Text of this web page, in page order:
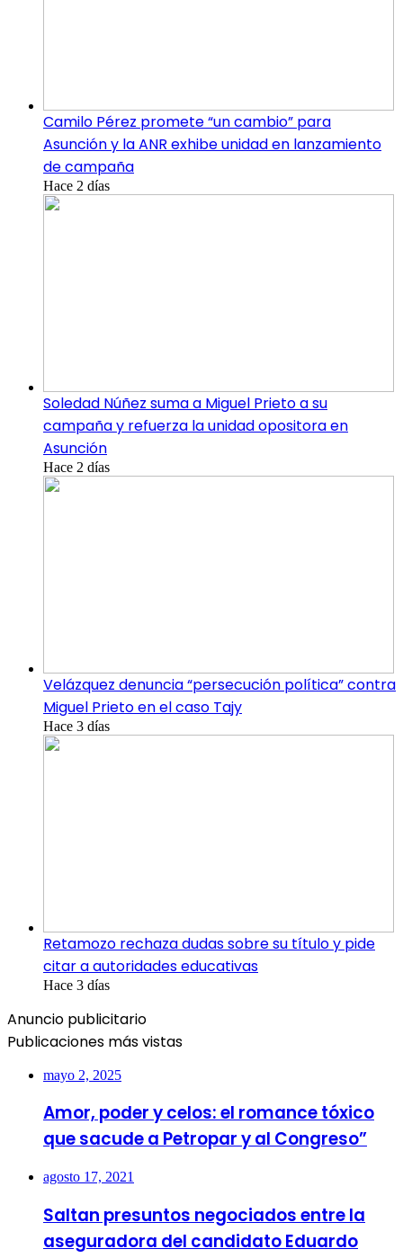
Camilo Pérez promete “un cambio” para
Asunción y la ANR exhibe unidad en lanzamiento
de campaña
Hace 2 días
Soledad Núñez suma a Miguel Prieto a su
campaña y refuerza la unidad opositora en
Asunción
Hace 2 días
Velázquez denuncia “persecución política” contra
Miguel Prieto en el caso Tajy
Hace 3 días
Retamozo rechaza dudas sobre su título y pide
citar a autoridades educativas
Hace 3 días
Anuncio publicitario
Publicaciones más vistas
mayo 2, 2025
Amor, poder y celos: el romance tóxico
que sacude a Petropar y al Congreso”
agosto 17, 2021
Saltan presuntos negociados entre la
aseguradora del candidato Eduardo